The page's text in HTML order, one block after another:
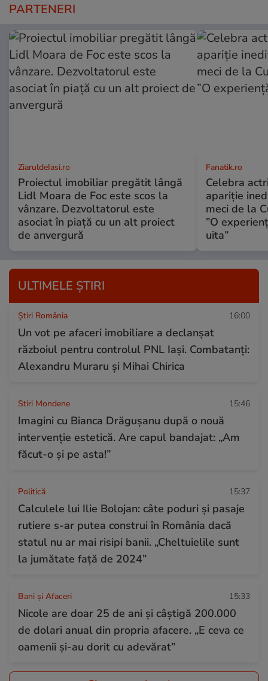
PARTENERI
ZiaruldeIasi.ro
Proiectul imobiliar pregătit lângă
Lidl Moara de Foc este scos la
vânzare. Dezvoltatorul este
asociat în piață cu un alt proiect
de anvergură
Fanatik.ro
Celebra
apariție
meci de la
”O
uita”
ULTIMELE ȘTIRI
Știri România 16:00
Un vot pe afaceri imobiliare a declanșat
războiul pentru controlul PNL Iași. Combatanți:
Alexandru Muraru și Mihai Chirica
Stiri Mondene 15:46
Imagini cu Bianca Drăgușanu după o nouă
intervenție estetică. Are capul bandajat: „Am
făcut-o și pe asta!”
Politică 15:37
Calculele lui Ilie Bolojan: câte poduri și pasaje
rutiere s-ar putea construi în România dacă
statul nu ar mai risipi banii. „Cheltuielile sunt
la jumătate faţă de 2024”
Bani și Afaceri 15:33
Nicole are doar 25 de ani și câștigă 200.000
de dolari anual din propria afacere. „E ceva ce
oamenii și-au dorit cu adevărat”